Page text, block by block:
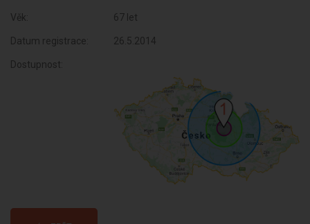
Věk: 67 let
Datum registrace: 26.5.2014
Dostupnost: